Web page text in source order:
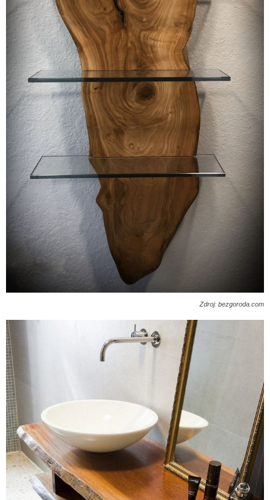
Zdroj: bezgoroda.com